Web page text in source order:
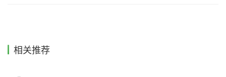
相关推荐